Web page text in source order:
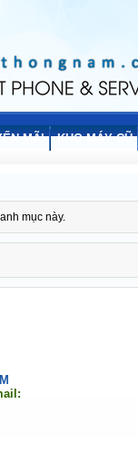
MÃI KHO MÁY CŨ
mục này.